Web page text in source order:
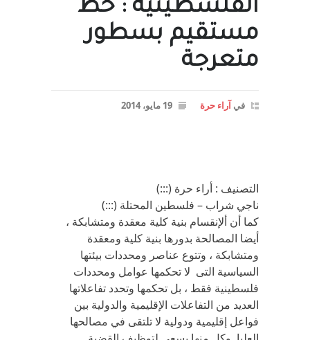
الفلسطينية : خط
مستقيم بسطور
متعرجة
فيآراء حرة 19 مايو، 2014
التصنيف : أراء حرة (:::)
ناجي شراب – فلسطين المحتلة (:::)
كما أن ألإنقسام بنية كلية معقدة ومتشابكة ،
أيضا المصالحة بدورها بنية كلية ومعقدة
ومتشابكة ، وتتوع عناصر ومحددات بيئتها
السياسية التى لا تحكمها عوامل ومحددات
فلسطينية فقط ، بل تحكمها وتحدد تفاعلاتها
العديد من التفاعلات الإقليمية والدولية بين
فواعل إقليمية ودولية لا تلتقى في مصالحها